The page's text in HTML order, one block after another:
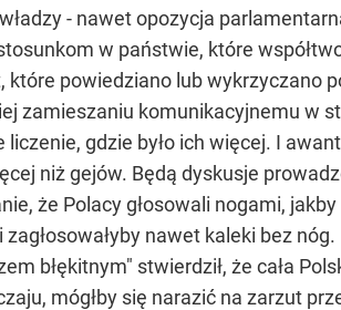
- nawet opozycja
w państwie, które
które powiedziano lub wykrzyczano
zamieszaniu komunikacyjnemu w
gdzie było ich więcej. I
niż gejów. Będą dyskusje
że Polacy głosowali nogami,
nawet kaleki bez nóg.
błękitnym" stwierdził, że cała
mógłby się narazić na zarzut